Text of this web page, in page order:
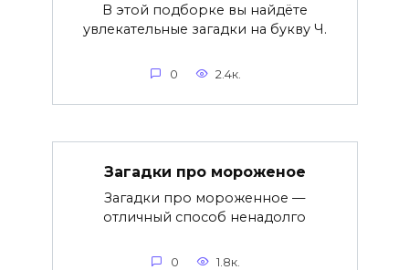
В этой подборке вы найдёте
увлекательные загадки на букву Ч.
0 2.4к.
Загадки про мороженое
Загадки про мороженное —
отличный способ ненадолго
0 1.8к.